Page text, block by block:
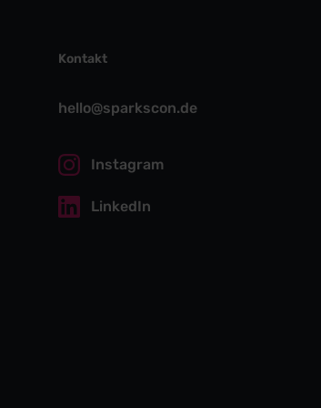
Kontakt
hello@sparkscon.de
Instagram
LinkedIn